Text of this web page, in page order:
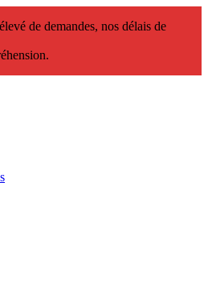
de demandes, nos délais de